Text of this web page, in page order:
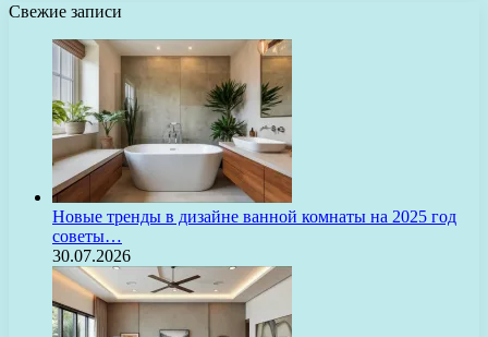
Свежие записи
Новые тренды в дизайне ванной комнаты на 2025 год
советы…
30.07.2026